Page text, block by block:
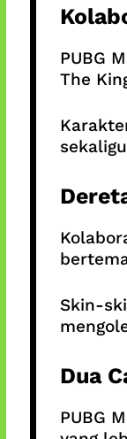
PUBG
The
Skin-
Dua
PUBG